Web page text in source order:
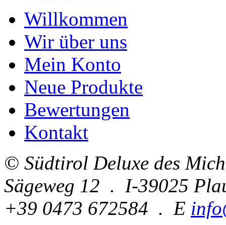
Willkommen
Wir über uns
Mein Konto
Neue Produkte
Bewertungen
Kontakt
© Südtirol Deluxe des
Sägeweg 12 . I-39025
+39 0473 672584 . E